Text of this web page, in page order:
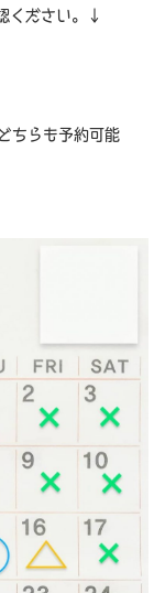
ください。↓
ちらも予約可能